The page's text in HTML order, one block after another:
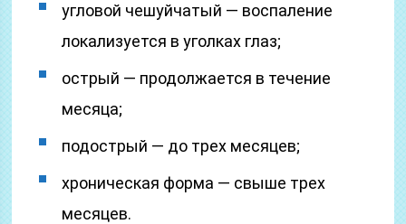
угловой чешуйчатый — воспаление
локализуется в уголках глаз;
острый — продолжается в течение
месяца;
подострый — до трех месяцев;
хроническая форма — свыше трех
месяцев.